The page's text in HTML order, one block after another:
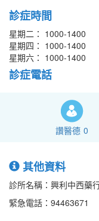
診症時間
星期二： 1000-1400
星期四： 1000-1400
星期六： 1000-1400
診症電話
讚醫德 0
其他資料
診所名稱：興利中西藥
緊急電話：94463671